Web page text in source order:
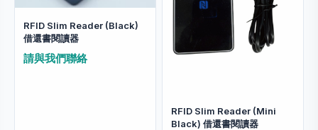
RFID Slim Reader (Black)
借還書閱讀器
請與我們聯絡
RFID Slim Reader (Mini
Black) 借還書閱讀器